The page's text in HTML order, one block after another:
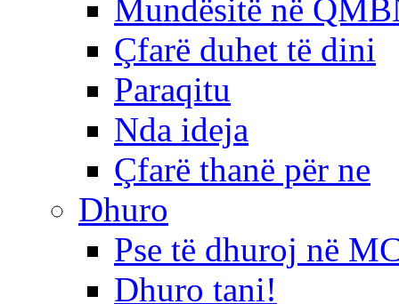
Mundësitë në
Çfarë duhet të dini
Paraqitu
Nda ideja
Çfarë thanë për ne
Dhuro
Pse të dhuroj në
Dhuro tani!